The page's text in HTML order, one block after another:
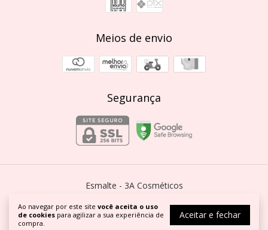
Ao navegar por este site você aceita o uso
de cookies para agilizar a sua experiência de
compra.
Aceitar e fechar
Meios de envio
Segurança
Esmalte - 3A Cosméticos